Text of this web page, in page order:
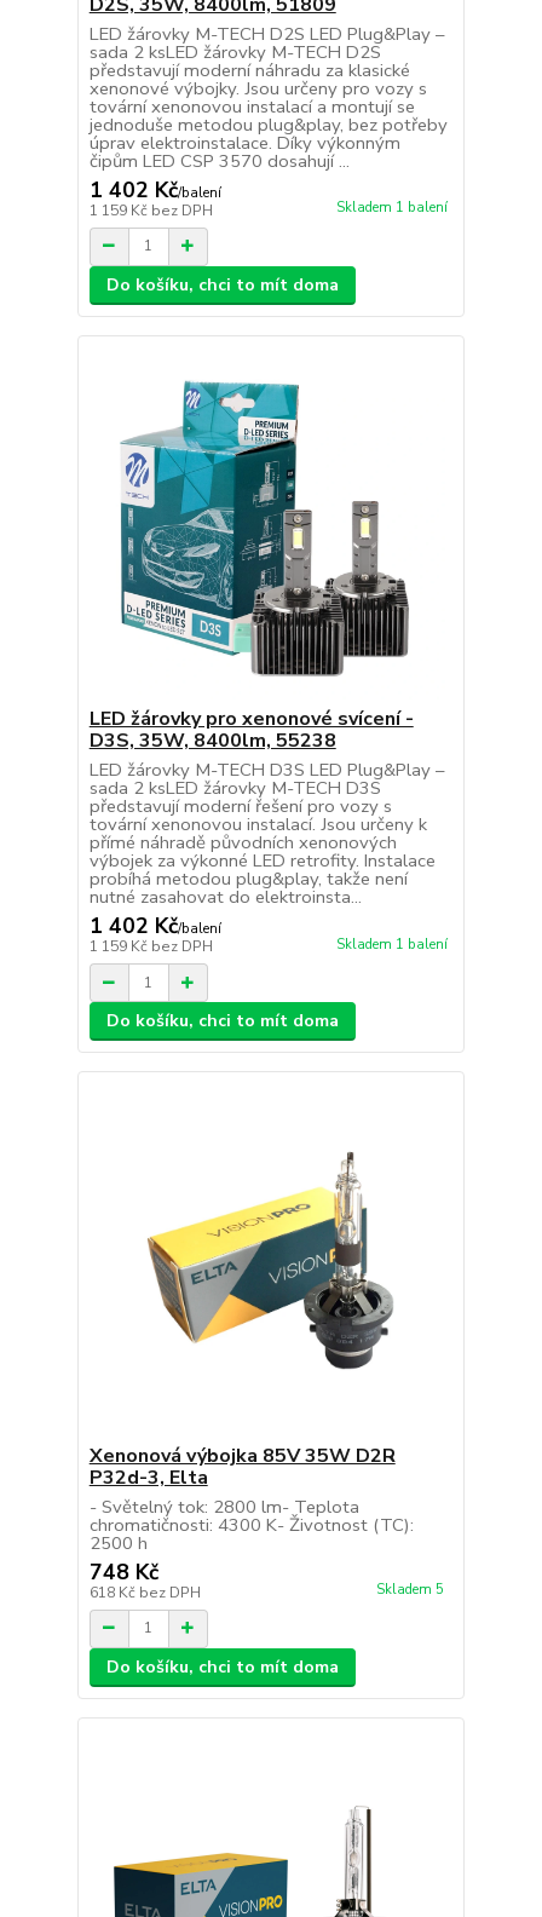
LED žárovky M-TECH D2S LED Plug&Play –
sada 2 ksLED žárovky M-TECH D2S
představují moderní náhradu za klasické
xenonové výbojky. Jsou určeny pro vozy s
tovární xenonovou instalací a montují se
jednoduše metodou plug&play, bez potřeby
úprav elektroinstalace. Díky výkonným
čipům LED CSP 3570 dosahují ...
1 402 Kč/balení
1 159 Kč bez DPH Skladem 1 balení
Do košíku, chci to mít doma
LED žárovky pro xenonové svícení -
D3S, 35W, 8400lm, 55238
LED žárovky M-TECH D3S LED Plug&Play –
sada 2 ksLED žárovky M-TECH D3S
představují moderní řešení pro vozy s
tovární xenonovou instalací. Jsou určeny k
přímé náhradě původních xenonových
výbojek za výkonné LED retrofity. Instalace
probíhá metodou plug&play, takže není
nutné zasahovat do elektroinsta...
1 402 Kč/balení
1 159 Kč bez DPH Skladem 1 balení
Do košíku, chci to mít doma
Xenonová výbojka 85V 35W D2R
P32d-3, Elta
- Světelný tok: 2800 lm- Teplota
chromatičnosti: 4300 K- Životnost (TC):
2500 h
748 Kč
618 Kč bez DPH Skladem 5
Do košíku, chci to mít doma